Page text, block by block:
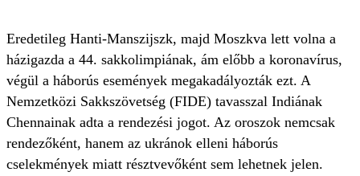
Eredetileg Hanti-Manszijszk, majd Moszkva lett volna a
házigazda a 44. sakkolimpiának, ám előbb a koronavírus,
végül a háborús események megakadályozták ezt. A
Nemzetközi Sakkszövetség (FIDE) tavasszal Indiának
Chennainak adta a rendezési jogot. Az oroszok nemcsak
rendezőként, hanem az ukránok elleni háborús
cselekmények miatt résztvevőként sem lehetnek jelen.